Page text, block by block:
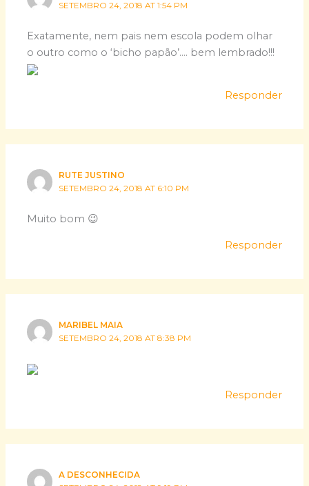
SETEMBRO 24, 2018 AT 1:54 PM
Exatamente, nem pais nem escola podem olhar
o outro como o ‘bicho papão’…. bem lembrado!!!
Responder
RUTE JUSTINO
SETEMBRO 24, 2018 AT 6:10 PM
Muito bom 😉
Responder
MARIBEL MAIA
SETEMBRO 24, 2018 AT 8:38 PM
Responder
A DESCONHECIDA